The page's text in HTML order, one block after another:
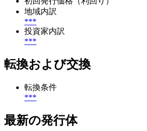
地域内訳
***
投資家内訳
***
転換および交換
転換条件
***
最新の発行体